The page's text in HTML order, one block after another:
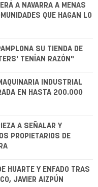
A NAVARRA A MENAS
QUE HAGAN LO
SU TIENDA DE
TENÍAN RAZÓN"
INDUSTRIAL
EN HASTA 200.000
A SEÑALAR Y
PROPIETARIOS DE
HUARTE Y ENFADO TRAS
JAVIER AIZPÚN